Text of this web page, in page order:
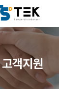
고객지원